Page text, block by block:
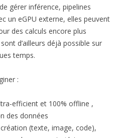
gérer inférence, pipelines
un eGPU externe, elles peuvent
des calculs encore plus
d’ailleurs déjà possible sur
temps.
:
efficient et 100% offline ,
des données
(texte, image, code),